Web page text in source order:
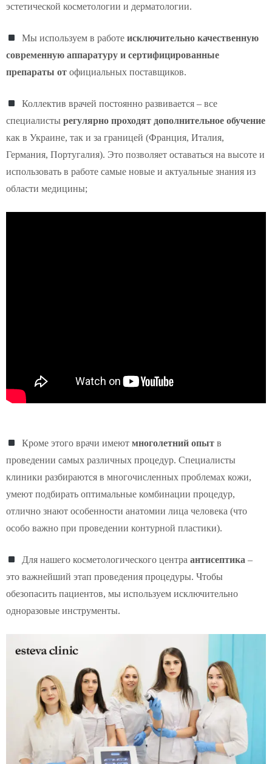
эстетической косметологии и дерматологии.
Мы используем в работеисключительно качественную
современную аппаратуру и сертифицированные
препараты от официальных поставщиков.
Коллектив врачей постоянно развивается – все
специалисты регулярно проходят дополнительное обучение
как в Украине, так и за границей (Франция, Италия,
Германия, Португалия). Это позволяет оставаться на высоте и
использовать в работе самые новые и актуальные знания из
области медицины;
Кроме этого врачи имеютмноголетний опытв
проведении самых различных процедур. Специалисты
клиники разбираются в многочисленных проблемах кожи,
умеют подбирать оптимальные комбинации процедур,
отлично знают особенности анатомии лица человека (что
особо важно при проведении контурной пластики).
Для нашего косметологического центраантисептика –
это важнейший этап проведения процедуры. Чтобы
обезопасить пациентов, мы используем исключительно
одноразовые инструменты.